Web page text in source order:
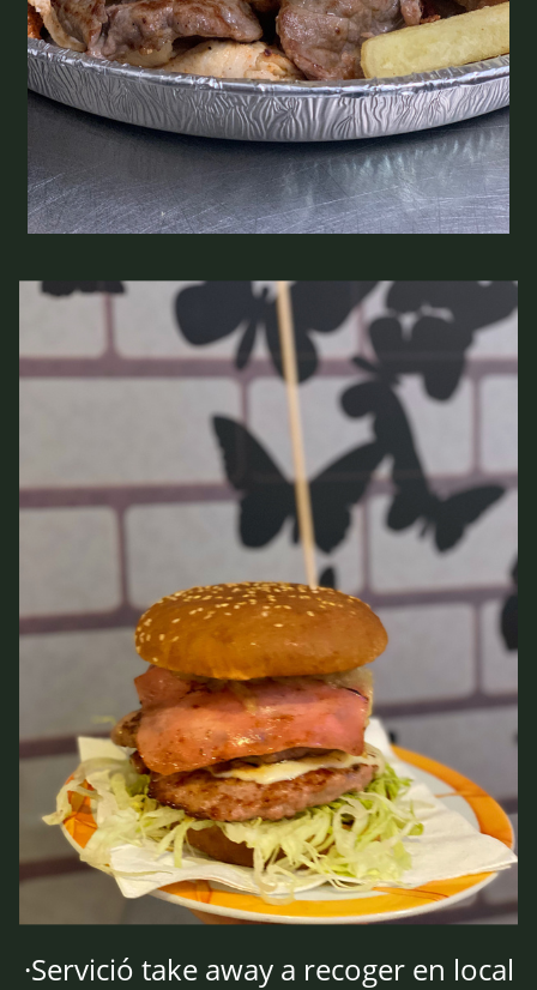
·Servició take away a recoger en local